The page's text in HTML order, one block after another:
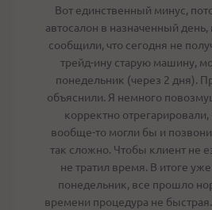
Вот единственный минус,
автосалон в назначенный
сообщили, что сегодня не
трейд-ину старую машину,
понедельник (через 2 дня).
объяснили. Я немного
корректно
вообще-то могли бы и
так сложно. Чтобы клиент не
не тратил время. В итоге
понедельник, все прошло
времени процедура не